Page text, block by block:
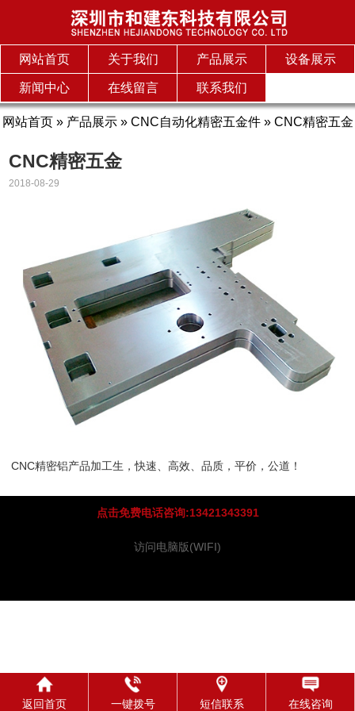
网站首页 关于我们 产品展示 设备展示
新闻中心 在线留言 联系我们
网站首页 » 产品展示 » CNC自动化精密五金件 » CNC精密五金
CNC精密五金
2018-08-29
CNC精密铝产品加工生，快速、高效、品质，平价，公道！
点击免费电话咨询:13421343391
访问电脑版(WIFI)
返回首页 一键拨号 短信联系 在线咨询